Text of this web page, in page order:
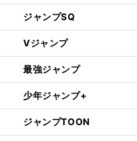
ジャンプSQ
Vジャンプ
最強ジャンプ
少年ジャンプ+
ジャンプTOON